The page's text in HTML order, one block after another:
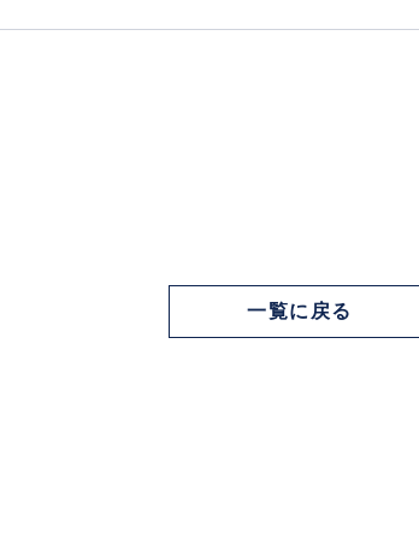
一覧に戻る